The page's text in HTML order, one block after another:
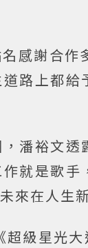
感謝合
路上都
潘裕文透
作就是歌
來在人生
級星光